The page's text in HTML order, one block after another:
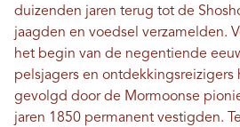
duizenden jaren terug tot de
jaagden en voedsel verzamelden.
het begin van de negentiende
pelsjagers en
gevolgd door de Mormoonse
jaren 1850 permanent vestigden.